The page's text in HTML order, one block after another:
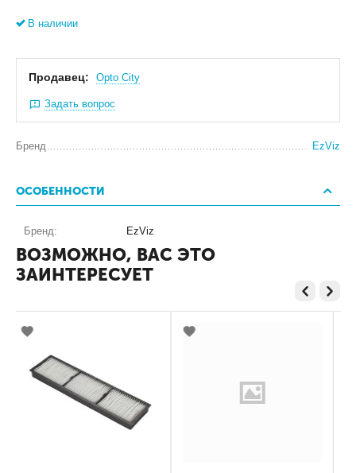
В наличии
Продавец: Оpto City
Задать вопрос
Бренд EzViz
ОСОБЕННОСТИ
Бренд: EzViz
ВОЗМОЖНО, ВАС ЭТО
ЗАИНТЕРЕСУЕТ